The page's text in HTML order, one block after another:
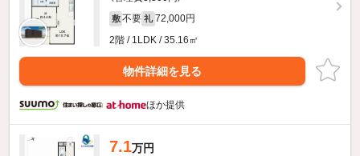
敷 不要 礼 72,000円
2階 / 1LDK / 35.16㎡
物件詳細を見る
ほか提供
7.1万円